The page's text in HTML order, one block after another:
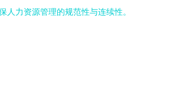
力资源管理的规范性与连续性。